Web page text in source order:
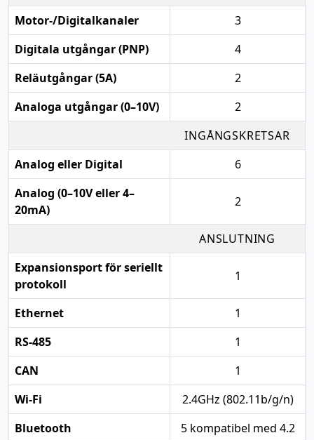
Motor-/Digitalkanaler
3
Digitala utgångar (PNP)
4
Reläutgångar (5A)
2
Analoga utgångar (0–10V)
2
INGÅNGSKRETSAR
Analog eller Digital
6
Analog (0–10V eller 4–
20mA)
2
ANSLUTNING
Expansionsport för seriellt
protokoll
1
Ethernet
1
RS-485
1
CAN
1
Wi-Fi
2.4GHz (802.11b/g/n)
Bluetooth
5 kompatibel med 4.2